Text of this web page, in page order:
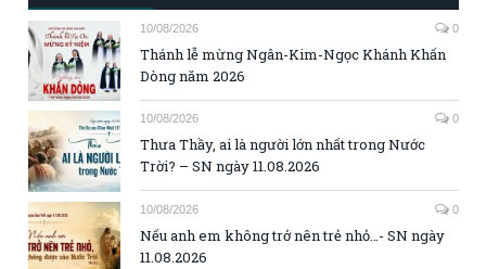
10/08/2026 0
Thánh lễ mừng Ngân-Kim-Ngọc Khánh Khấn
Dòng năm 2026
10/08/2026 0
Thưa Thầy, ai là người lớn nhất trong Nước
Trời? – SN ngày 11.08.2026
10/08/2026 0
Nếu anh em không trở nên trẻ nhỏ…- SN ngày
11.08.2026